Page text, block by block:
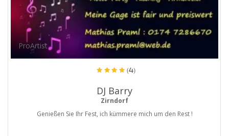
ProArtist
(4)
DJ Barry
Zirndorf
Genießen Sie Ihr Fest, ich kümmere mich um den Rest !